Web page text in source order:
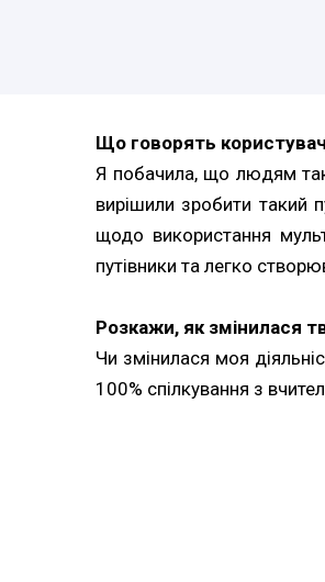
Що говорять
Я побачила, що людям
вирішили зробити такий
щодо використання
путівники та легко
Розкажи, як змінилася
Чи змінилася моя
100% спілкування з